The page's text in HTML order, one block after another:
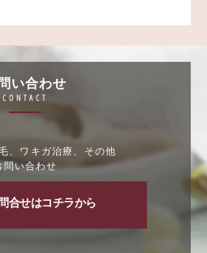
い合わせ
CONTACT
、ワキガ治療、その他
問い合わせ
合せはコチラから